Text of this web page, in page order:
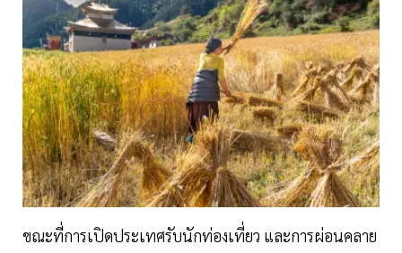
ขณะที่การเปิดประเทศรับนักท่องเที่ยว และการผ่อนคลาย